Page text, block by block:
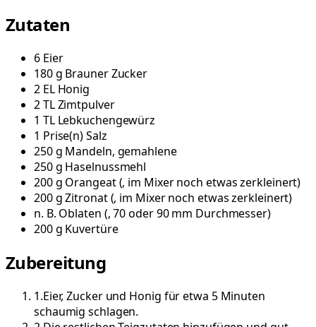
Zutaten
6 Eier
180g Brauner Zucker
2 EL Honig
2TLZimtpulver
1 TL Lebkuchengewürz
1 Prise(n)Salz
250g Mandeln, gemahlene
250g Haselnussmehl
200g Orangeat(, im Mixer noch etwas zerkleinert)
200gZitronat(, im Mixer noch etwas zerkleinert)
n. B. Oblaten (, 70 oder 90 mm Durchmesser)
200g Kuvertüre
Zubereitung
1.Eier, Zucker und Honig für etwa 5 Minuten
schaumig schlagen.